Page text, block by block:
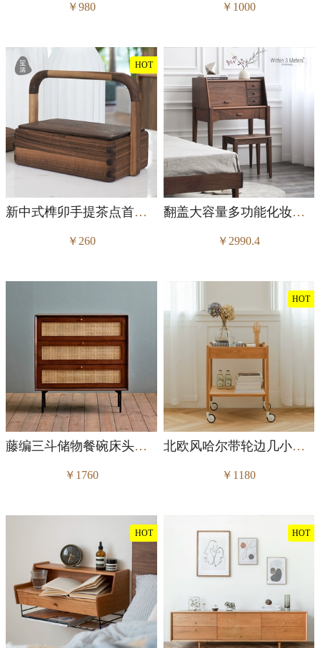
￥980 ￥1000
新中式榫卯手提茶点首饰收纳盒
￥260
HOT
翻盖大容量多功能化妆台床边柜
￥2990.4
藤编三斗储物餐碗床头边柜
￥1760
北欧风哈尔带轮边几小推车置物架
￥1180
HOT
HOT HOT